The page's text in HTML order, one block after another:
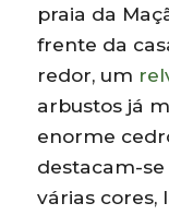
praia da
frente da
redor, um
arbustos já
enorme
destacam-
várias cores,